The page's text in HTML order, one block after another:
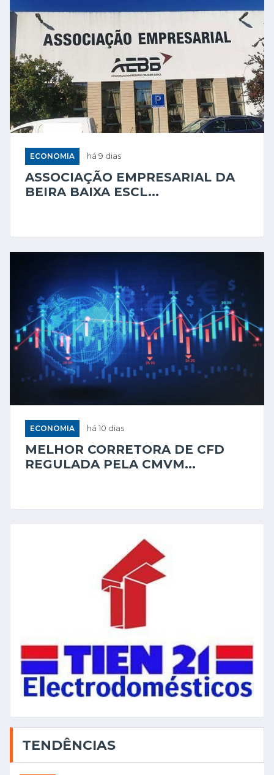
ECONOMIA há 9 dias
ASSOCIAÇÃO EMPRESARIAL DA
BEIRA BAIXA ESCL...
ECONOMIA há 10 dias
MELHOR CORRETORA DE CFD
REGULADA PELA CMVM...
TENDÊNCIAS